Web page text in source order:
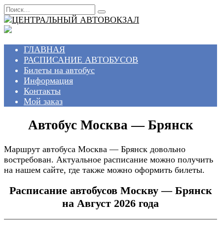
Перейти
к
содержанию
Search
for:
ГЛАВНАЯ
РАСПИСАНИЕ АВТОБУСОВ
Билеты на автобус
Информация
Контакты
Мой заказ
Автобус Москва — Брянск
Маршрут автобуса Москва — Брянск довольно
востребован. Актуальное расписание можно получить
на нашем сайте, где также можно оформить билеты.
Расписание автобусов Москву — Брянск
на Август 2026 года